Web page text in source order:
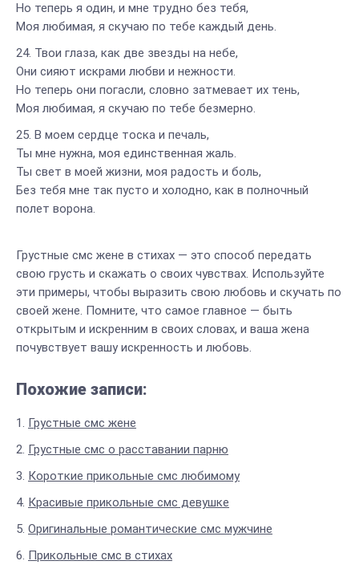
Но теперь я один, и мне трудно без тебя,
Моя любимая, я скучаю по тебе каждый день.
Твои глаза, как две звезды на небе,
Они сияют искрами любви и нежности.
Но теперь они погасли, словно затмевает их тень,
Моя любимая, я скучаю по тебе безмерно.
В моем сердце тоска и печаль,
Ты мне нужна, моя единственная жаль.
Ты свет в моей жизни, моя радость и боль,
Без тебя мне так пусто и холодно, как в полночный
полет ворона.
Грустные смс жене в стихах — это способ передать
свою грусть и скажать о своих чувствах. Используйте
эти примеры, чтобы выразить свою любовь и скучать по
своей жене. Помните, что самое главное — быть
открытым и искренним в своих словах, и ваша жена
почувствует вашу искренность и любовь.
Похожие записи:
Грустные смс жене
Грустные смс о расставании парню
Короткие прикольные смс любимому
Красивые прикольные смс девушке
Оригинальные романтические смс мужчине
Прикольные смс в стихах